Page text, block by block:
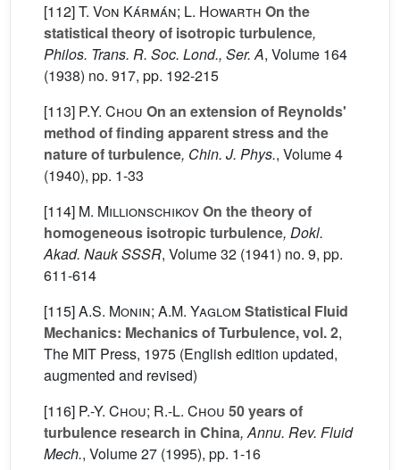
[112]T. Von Kármán; L. Howarth On the
statistical theory of isotropic turbulence,
Philos. Trans. R. Soc. Lond., Ser. A, Volume 164
(1938) no. 917, pp. 192-215
[113] P.Y. Chou On an extension of Reynolds'
method of finding apparent stress and the
nature of turbulence, Chin. J. Phys., Volume 4
(1940), pp. 1-33
[114] M. MillionschikovOn the theory of
homogeneous isotropic turbulence, Dokl.
Akad. Nauk SSSR, Volume 32 (1941) no. 9, pp.
611-614
[115]A.S. Monin; A.M. Yaglom Statistical Fluid
Mechanics: Mechanics of Turbulence, vol. 2,
The MIT Press, 1975 (English edition updated,
augmented and revised)
[116] P.-Y. Chou; R.-L. Chou 50 years of
turbulence research in China, Annu. Rev. Fluid
Mech., Volume 27 (1995), pp. 1-16